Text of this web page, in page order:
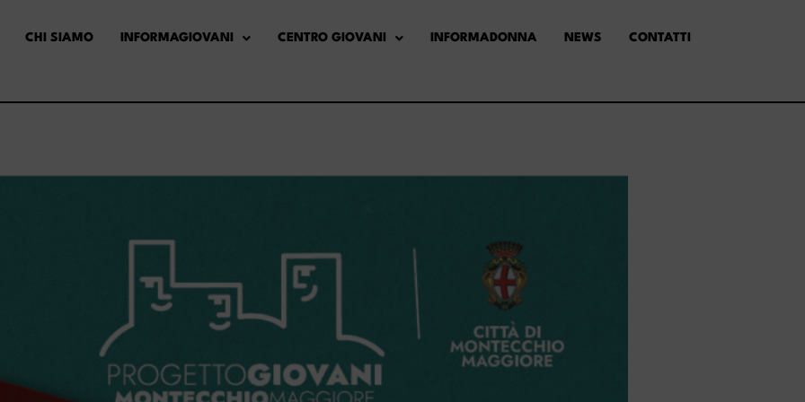
CHI SIAMO INFORMAGIOVANI CENTRO GIOVANI INFORMADONNA NEWS CONTATTI